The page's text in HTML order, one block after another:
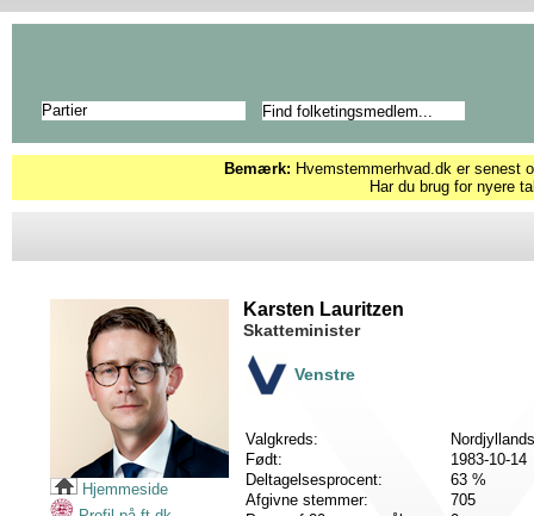
Partier
Bemærk: Hvemstemmerhvad.dk er senest
Har du brug for nyere
Hjemmeside
Karsten Lauritzen
Skatteminister
Venstre
Valgkreds:
Født:
1983-10-14
Deltagelsesprocent:
63 %
Afgivne stemmer:
705